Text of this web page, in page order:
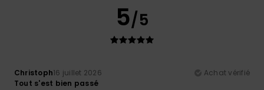
5/5
Christoph16 juillet 2026
Achat vérifié
Tout s'est bien passé